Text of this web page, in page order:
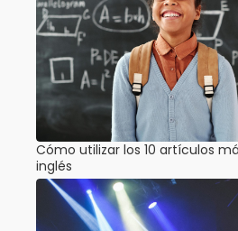
Cómo utilizar los 10 artículos
inglés